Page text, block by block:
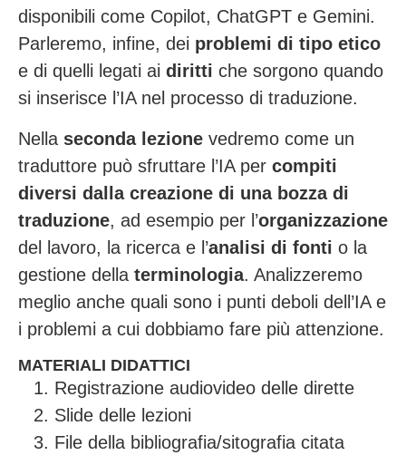
disponibili come Copilot, ChatGPT e Gemini.
Parleremo, infine, dei problemi di tipo etico
e di quelli legati ai diritti che sorgono quando
si inserisce l’IA nel processo di traduzione.
Nella seconda lezione vedremo come un
traduttore può sfruttare l’IA per compiti
diversi dalla creazione di una bozza di
traduzione, ad esempio per l’organizzazione
del lavoro, la ricerca e l’analisi di fonti o la
gestione della terminologia. Analizzeremo
meglio anche quali sono i punti deboli dell’IA e
i problemi a cui dobbiamo fare più attenzione.
MATERIALI DIDATTICI
Registrazione audiovideo delle dirette
Slide delle lezioni
File della bibliografia/sitografia citata